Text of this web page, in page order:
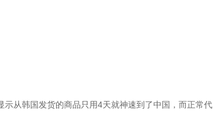
从韩国发货的商品只用4天就神速到了中国，而正常代